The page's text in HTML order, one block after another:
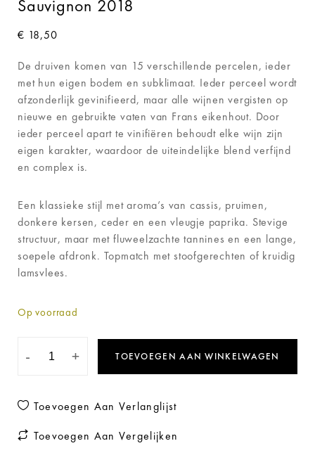
Sauvignon 2018
€ 18,50
De druiven komen van 15 verschillende percelen, ieder
met hun eigen bodem en subklimaat. Ieder perceel wordt
afzonderlijk gevinifieerd, maar alle wijnen vergisten op
nieuwe en gebruikte vaten van Frans eikenhout. Door
ieder perceel apart te vinifiëren behoudt elke wijn zijn
eigen karakter, waardoor de uiteindelijke blend verfijnd
en complex is.
Een klassieke stijl met aroma’s van cassis, pruimen,
donkere kersen, ceder en een vleugje paprika. Stevige
structuur, maar met fluweelzachte tannines en een lange,
soepele afdronk. Topmatch met stoofgerechten of kruidig
lamsvlees.
Op voorraad
- + TOEVOEGEN AAN WINKELWAGEN
Toevoegen Aan Verlanglijst
Toevoegen Aan Vergelijken